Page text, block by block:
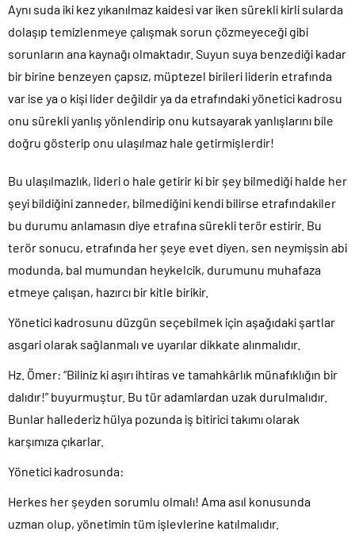
Aynı suda iki kez yıkanılmaz kaidesi var iken sürekli kirli sularda
dolaşıp temizlenmeye çalışmak sorun çözmeyeceği gibi
sorunların ana kaynağı olmaktadır. Suyun suya benzediği kadar
bir birine benzeyen çapsız, müptezel birileri liderin etrafında
var ise ya o kişi lider değildir ya da etrafındaki yönetici kadrosu
onu sürekli yanlış yönlendirip onu kutsayarak yanlışlarını bile
doğru gösterip onu ulaşılmaz hale getirmişlerdir!
Bu ulaşılmazlık, lideri o hale getirir ki bir şey bilmediği halde her
şeyi bildiğini zanneder, bilmediğini kendi bilirse etrafındakiler
bu durumu anlamasın diye etrafına sürekli terör estirir. Bu
terör sonucu, etrafında her şeye evet diyen, sen neymişsin abi
modunda, bal mumundan heykelcik, durumunu muhafaza
etmeye çalışan, hazırcı bir kitle birikir.
Yönetici kadrosunu düzgün seçebilmek için aşağıdaki şartlar
asgari olarak sağlanmalı ve uyarılar dikkate alınmalıdır.
Hz. Ömer: “Biliniz ki aşırı ihtiras ve tamahkârlık münafıklığın bir
dalıdır!” buyurmuştur. Bu tür adamlardan uzak durulmalıdır.
Bunlar hallederiz hülya pozunda iş bitirici takımı olarak
karşımıza çıkarlar.
Yönetici kadrosunda:
Herkes her şeyden sorumlu olmalı! Ama asıl konusunda
uzman olup, yönetimin tüm işlevlerine katılmalıdır.